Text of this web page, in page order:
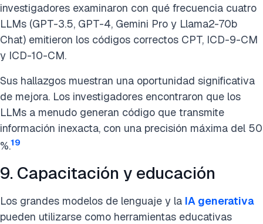
investigadores examinaron con qué frecuencia cuatro
LLMs (GPT-3.5, GPT-4, Gemini Pro y Llama2-70b
Chat) emitieron los códigos correctos CPT, ICD-9-CM
y ICD-10-CM.
Sus hallazgos muestran una oportunidad significativa
de mejora. Los investigadores encontraron que los
LLMs a menudo generan código que transmite
información inexacta, con una precisión máxima del 50
%.19
9. Capacitación y educación
Los grandes modelos de lenguaje y la IA generativa
pueden utilizarse como herramientas educativas